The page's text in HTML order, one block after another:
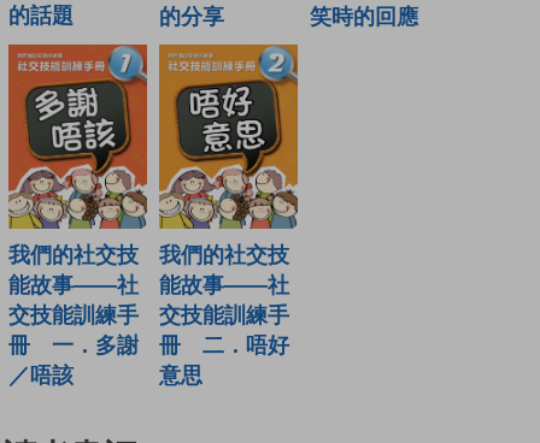
的話題
的分享
笑時的回應
我們的社交技
能故事——社
交技能訓練手
冊 一．多謝
／唔該
我們的社交技
能故事——社
交技能訓練手
冊 二．唔好
意思